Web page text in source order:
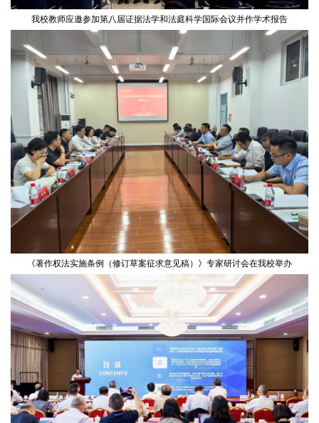
我校教师应邀参加第八届证据法学和法庭科学国际会议并作学术报告
《著作权法实施条例（修订草案征求意见稿）》专家研讨会在我校举办